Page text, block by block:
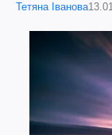
Тетяна Іванова